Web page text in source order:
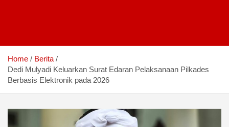
Home
Berita
Dedi Mulyadi Keluarkan Surat Edaran Pelaksanaan Pilkades
Berbasis Elektronik pada 2026